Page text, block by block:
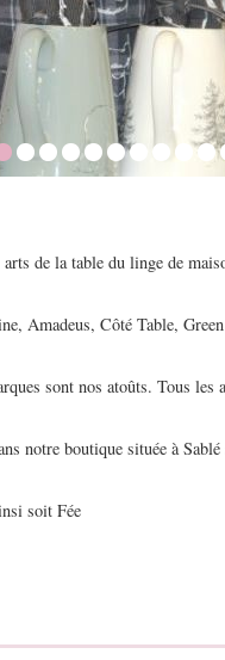
de la table du linge de
Amadeus, Côté Table,
sont nos atoûts. Tous les
notre boutique située à
soit Fée
Détail